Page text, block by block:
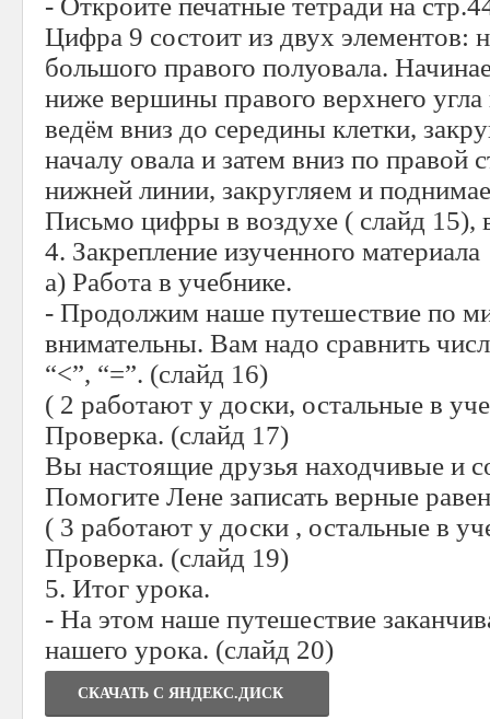
- Откройте печатные тетради на
Цифра 9 состоит из двух элементов:
большого правого полуовала.
ниже вершины правого верхнего угла
ведём вниз до середины клетки,
началу овала и затем вниз по правой
нижней линии, закругляем и
Письмо цифры в воздухе ( слайд 15),
4. Закрепление изученного материала
а) Работа в учебнике.
- Продолжим наше путешествие по
внимательны. Вам надо сравнить
“<”, “=”. (слайд 16)
( 2 работают у доски, остальные в
Проверка. (слайд 17)
Вы настоящие друзья находчивые и
Помогите Лене записать верные
( 3 работают у доски , остальные в
Проверка. (слайд 19)
5. Итог урока.
- На этом наше путешествие
нашего урока. (слайд 20)
СКАЧАТЬ C ЯНДЕКС.ДИСК